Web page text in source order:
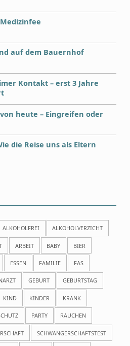
auf dem Bauernhof
Kontakt – erst 3 Jahre
heute – Eingreifen oder
die Reise uns als Eltern
ALKOHOLFREI ALKOHOLVERZICHT
ARBEIT BABY BIER
ESSEN FAMILIE FAS
GEBURT GEBURTSTAG
KIND KINDER KRANK
PARTY RAUCHEN
SCHWANGERSCHAFTSTEST